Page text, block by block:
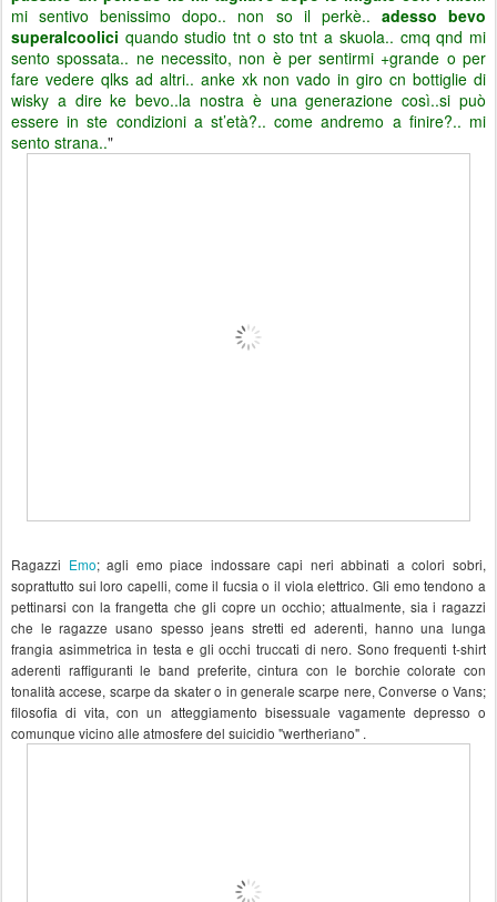
mi sentivo benissimo dopo.. non so il perkè.. adesso bevo
superalcoolici quando studio tnt o sto tnt a skuola.. cmq qnd mi
sento spossata.. ne necessito, non è per sentirmi +grande o per
fare vedere qlks ad altri.. anke xk non vado in giro cn bottiglie di
wisky a dire ke bevo..la nostra è una generazione così..si può
essere in ste condizioni a st’età?.. come andremo a finire?.. mi
sento strana.."
Ragazzi Emo; agli emo piace indossare capi neri abbinati a colori sobri,
soprattutto sui loro capelli, come il fucsia o il viola elettrico. Gli emo tendono a
pettinarsi con la frangetta che gli copre un occhio; attualmente, sia i ragazzi
che le ragazze usano spesso jeans stretti ed aderenti, hanno una lunga
frangia asimmetrica in testa e gli occhi truccati di nero. Sono frequenti t-shirt
aderenti raffiguranti le band preferite, cintura con le borchie colorate con
tonalità accese, scarpe da skater o in generale scarpe nere, Converse o Vans;
filosofia di vita, con un atteggiamento bisessuale vagamente depresso o
comunque vicino alle atmosfere del suicidio "wertheriano" .